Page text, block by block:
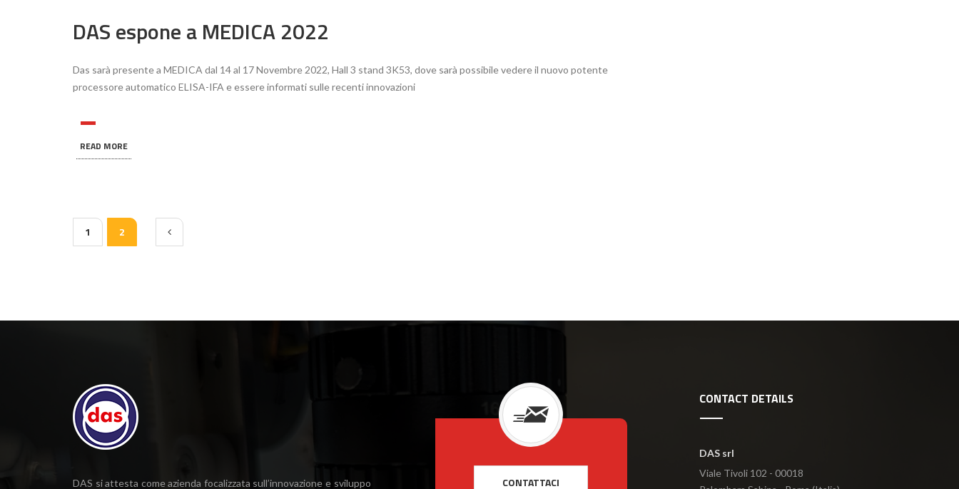
DAS espone a MEDICA 2022
Das sarà presente a MEDICA dal 14 al 17 Novembre 2022, Hall 3 stand 3K53, dove sarà possibile vedere il nuovo potente
processore automatico ELISA-IFA e essere informati sulle recenti innovazioni
READ MORE
1 2
DAS si attesta come azienda focalizzata sull’innovazione e sviluppo
CONTACT DETAILS
DAS srl
Viale Tivoli 102 - 00018